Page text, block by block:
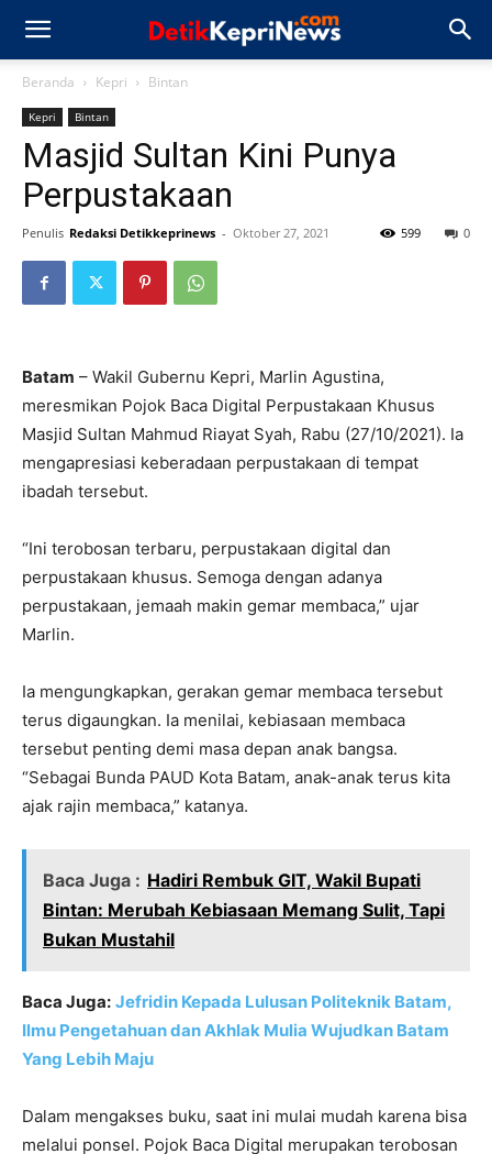
Beranda Kepri Bintan
Kepri Bintan
Masjid Sultan Kini Punya
Perpustakaan
Penulis Redaksi Detikkeprinews - Oktober 27, 2021 0
599
Batam – Wakil Gubernu Kepri, Marlin Agustina,
meresmikan Pojok Baca Digital Perpustakaan Khusus
Masjid Sultan Mahmud Riayat Syah, Rabu (27/10/2021). Ia
mengapresiasi keberadaan perpustakaan di tempat
ibadah tersebut.
“Ini terobosan terbaru, perpustakaan digital dan
perpustakaan khusus. Semoga dengan adanya
perpustakaan, jemaah makin gemar membaca,” ujar
Marlin.
Ia mengungkapkan, gerakan gemar membaca tersebut
terus digaungkan. Ia menilai, kebiasaan membaca
tersebut penting demi masa depan anak bangsa.
“Sebagai Bunda PAUD Kota Batam, anak-anak terus kita
ajak rajin membaca,” katanya.
Baca Juga : Hadiri Rembuk GIT, Wakil Bupati
Bintan: Merubah Kebiasaan Memang Sulit, Tapi
Bukan Mustahil
Baca Juga: Jefridin Kepada Lulusan Politeknik Batam,
Ilmu Pengetahuan dan Akhlak Mulia Wujudkan Batam
Yang Lebih Maju
Dalam mengakses buku, saat ini mulai mudah karena bisa
melalui ponsel. Pojok Baca Digital merupakan terobosan